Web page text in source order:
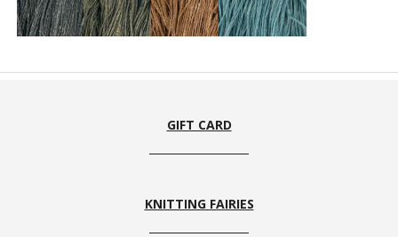
GIFT CARD
KNITTING FAIRIES